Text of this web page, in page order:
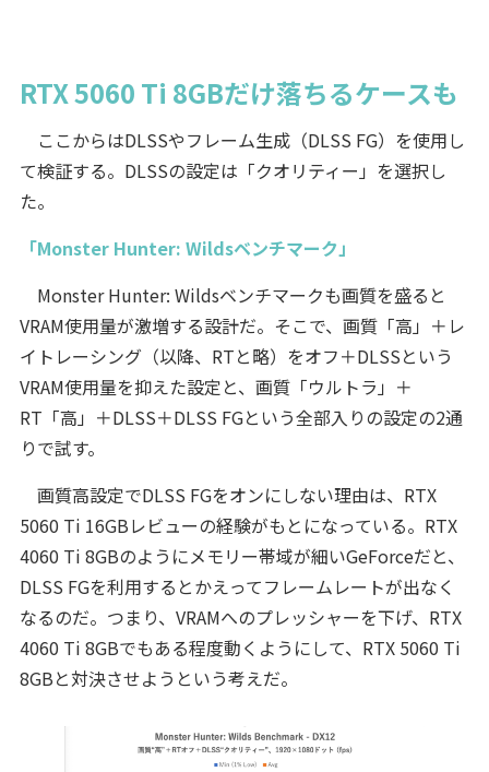
RTX 5060 Ti 8GBだけ落ちるケースも
ここからはDLSSやフレーム生成（DLSS FG）を使用し
て検証する。DLSSの設定は「クオリティー」を選択し
た。
「Monster Hunter: Wildsベンチマーク」
Monster Hunter: Wildsベンチマークも画質を盛ると
VRAM使用量が激増する設計だ。そこで、画質「高」＋レ
イトレーシング（以降、RTと略）をオフ＋DLSSという
VRAM使用量を抑えた設定と、画質「ウルトラ」＋
RT「高」＋DLSS＋DLSS FGという全部入りの設定の2通
りで試す。
画質高設定でDLSS FGをオンにしない理由は、RTX
5060 Ti 16GBレビューの経験がもとになっている。RTX
4060 Ti 8GBのようにメモリー帯域が細いGeForceだと、
DLSS FGを利用するとかえってフレームレートが出なく
なるのだ。つまり、VRAMへのプレッシャーを下げ、RTX
4060 Ti 8GBでもある程度動くようにして、RTX 5060 Ti
8GBと対決させようという考えだ。